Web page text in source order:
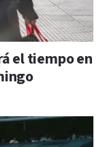
el tiempo en